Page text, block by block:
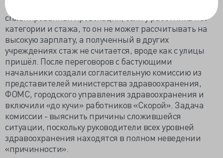
станции «Скорой помощи», протестные акции -
спланированная провокация, если у работника нет
категории и стажа, то он не может рассчитывать на
высокую зарплату, а полученный в других
учреждениях стаж не считается, вроде как с улицы
пришёл. После переговоров с бастующими
начальники создали согласительную комиссию из
представителей министерства здравоохранения,
ФОМС, городского управления здравоохранения и
включили «до кучи» работников «Скорой». Задача
комиссии - выяснить причины сложившейся
ситуации, поскольку руководители всех уровней
здравоохранения находятся в полном неведении
«причинности».